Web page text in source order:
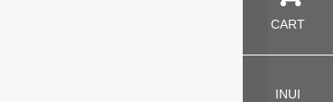
CART
INUI